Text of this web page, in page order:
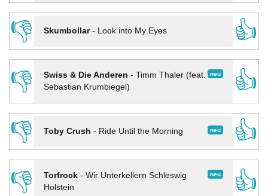
👎
Skumbollar- Look into My Eyes
👍
👎
neu
Swiss & Die Anderen - Timm Thaler (feat.
Sebastian Krumbiegel)
👍
👎
neu
Toby Crush - Ride Until the Morning
👍
👎
neu
Torfrock- Wir Unterkellern Schleswig
Holstein
👍